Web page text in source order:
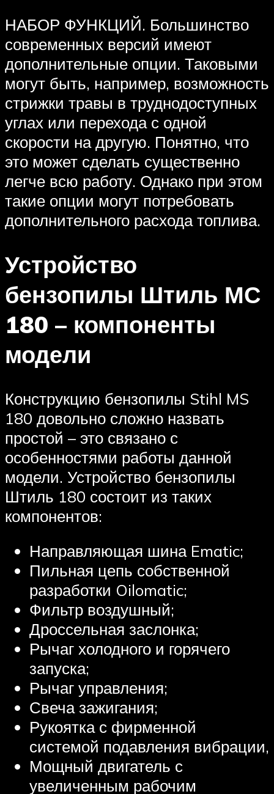
НАБОР ФУНКЦИЙ. Большинство
современных версий имеют
дополнительные опции. Таковыми
могут быть, например, возможность
стрижки травы в труднодоступных
углах или перехода с одной
скорости на другую. Понятно, что
это может сделать существенно
легче всю работу. Однако при этом
такие опции могут потребовать
дополнительного расхода топлива.
Устройство
бензопилы Штиль МС
180 – компоненты
модели
Конструкцию бензопилы Stihl MS
180 довольно сложно назвать
простой – это связано с
особенностями работы данной
модели. Устройство бензопилы
Штиль 180 состоит из таких
компонентов:
Направляющая шина Ematic;
Пильная цепь собственной
разработки Oilomatic;
Фильтр воздушный;
Дроссельная заслонка;
Рычаг холодного и горячего
запуска;
Рычаг управления;
Свеча зажигания;
Рукоятка с фирменной
системой подавления вибрации,
Мощный двигатель с
увеличенным рабочим